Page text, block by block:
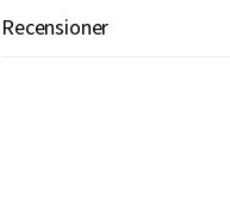
Recensioner